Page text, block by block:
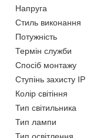
Напруга
Стиль виконання
Потужність
Термін служби
Спосіб монтажу
Ступінь захисту IP
Колір світіння
Тип світильника
Тип лампи